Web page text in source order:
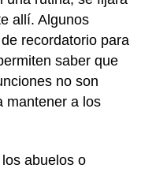
allí. Algunos
recordatorio para
saber que
no son
mantener a los
abuelos o